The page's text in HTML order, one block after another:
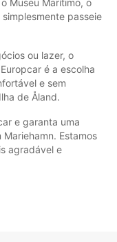
Museu Marítimo, o
passeie
ou lazer, o
é a escolha
e sem
de Åland.
e garanta uma
Estamos
agradável e